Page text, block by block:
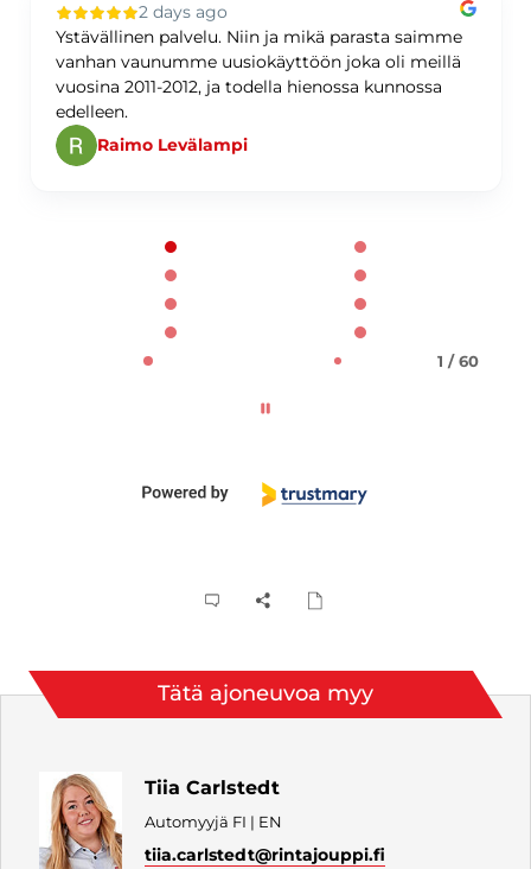
2 days ago
Ystävällinen palvelu. Niin ja mikä parasta saimme
vanhan vaunumme uusiokäyttöön joka oli meillä
vuosina 2011-2012, ja todella hienossa kunnossa
edelleen.
Raimo Levälampi
1 / 60
Tätä ajoneuvoa myy
Tiia Carlstedt
Automyyjä FI | EN
tiia.carlstedt@rintajouppi.fi